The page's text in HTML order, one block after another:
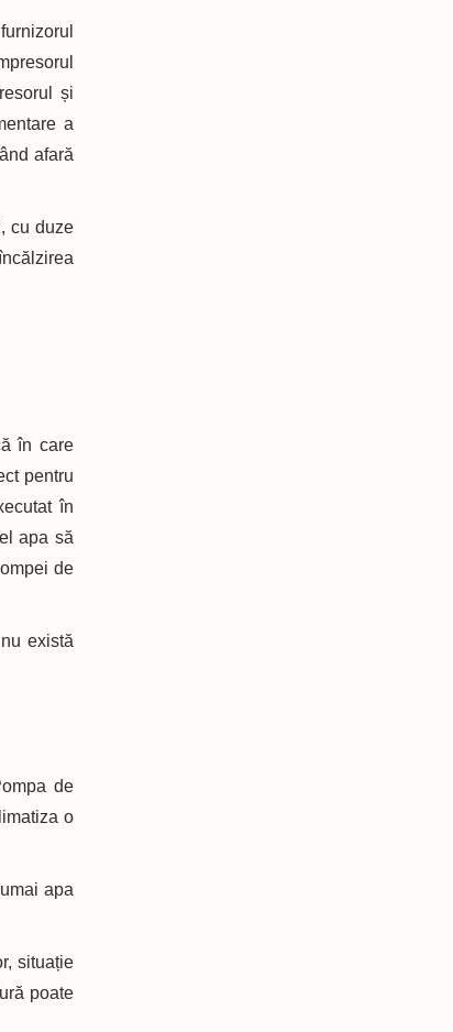
și
a
afară
cu duze
în care
pentru
în
apa să
de
există
de
o
apa
situație
poate